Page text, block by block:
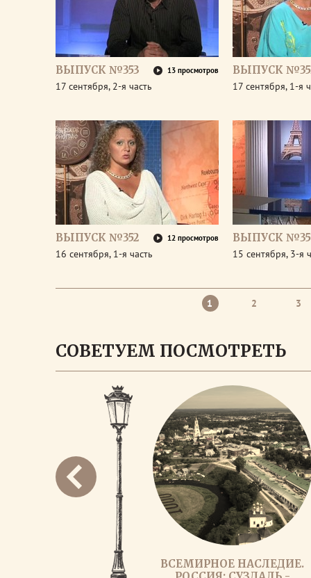
ВЫПУСК №353 13 просмотров
17 сентября, 2-я часть
ВЫПУСК
17 сентября, 1-я
ВЫПУСК №352 12 просмотров
16 сентября, 1-я часть
ВЫПУСК
15 сентября, 3-я
1 2 3
СОВЕТУЕМ ПОСМОТРЕТЬ
ВСЕМИРНОЕ НАСЛЕДИЕ.